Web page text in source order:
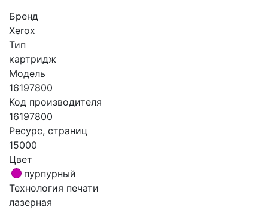
Бренд
Xerox
Тип
картридж
Модель
16197800
Код производителя
16197800
Ресурс, страниц
15000
Цвет
пурпурный
Технология печати
лазерная